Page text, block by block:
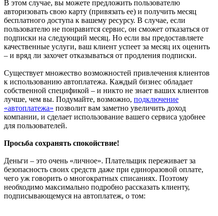
В этом случае, вы можете предложить пользователю
авторизовать свою карту (привязать ее) и получить месяц
бесплатного доступа к вашему ресурсу. В случае, если
пользователю не понравится сервис, он сможет отказаться от
подписки на следующий месяц. Но если вы предоставляете
качественные услуги, ваш клиент успеет за месяц их оценить
– и вряд ли захочет отказываться от продления подписки.
Существует множество возможностей привлечения клиентов
к использованию автоплатежа. Каждый бизнес обладает
собственной спецификой – и никто не знает ваших клиентов
лучше, чем вы. Подумайте, возможно, подключение
«автоплатежа» позволит вам заметно увеличить доход
компании, и сделает использование вашего сервиса удобнее
для пользователей.
Просьба сохранять спокойствие!
Деньги – это очень «личное». Плательщик переживает за
безопасность своих средств даже при единоразовой оплате,
чего уж говорить о многократных списаниях. Поэтому
необходимо максимально подробно рассказать клиенту,
подписывающемуся на автоплатеж, о том: